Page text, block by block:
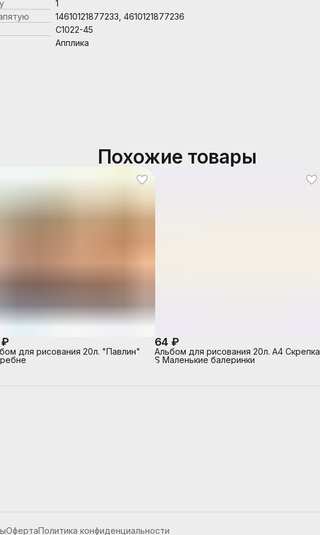
1
14610121877233, 4610121877236
С1022-45
Апплика
Похожие товары
₽
для рисования 20л. "Павлин"
64 ₽
Альбом для рисования 20л. А4 Скрепка
S Маленькие балеринки
ОфертаПолитика конфиденциальности